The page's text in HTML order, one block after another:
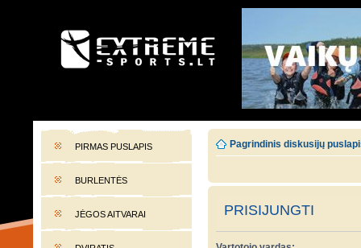
EXTREME-SPORTS.LT
PIRMAS PUSLAPIS
BURLENTĖS
JĖGOS AITVARAI
Pagrindinis diskusijų
PRISIJUNGTI